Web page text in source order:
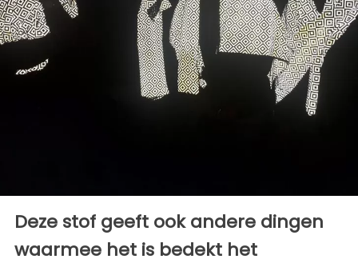
Deze stof geeft ook andere dingen
waarmee het is bedekt het